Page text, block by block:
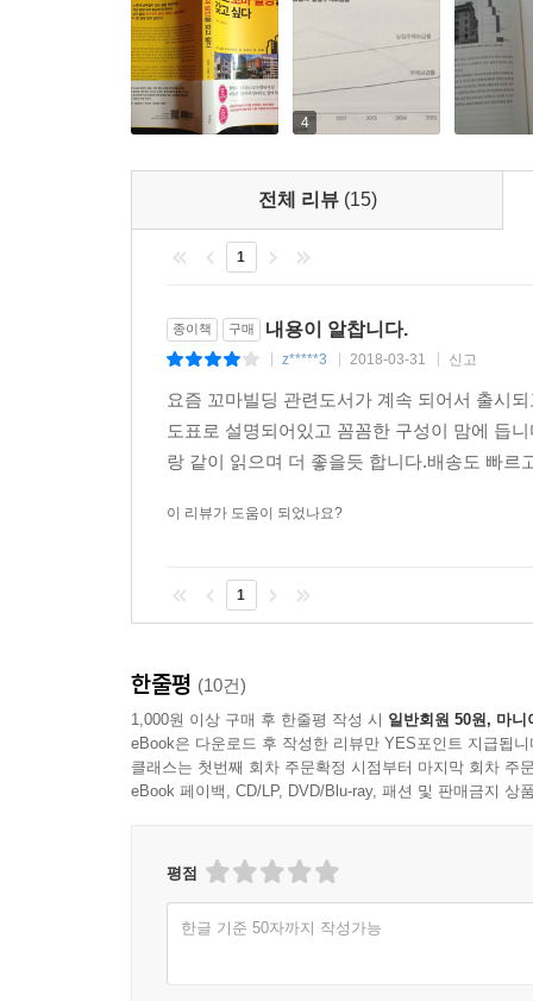
면 6.7%로 임대료가 올라갈수록 수익률이 올라간
건축을 위한 토지매입에 대한 노하우를 살펴보도
역, 용도지구, 용도구역의 건폐율과 용적률, 제한
문에 반드시 확인하자. 일조권은 토지가격, 건축
정남향으로 일조권을 받는 경우가 있기 때문에
는 인접대지 경계선으로부터 6m 이내 범위 안에
용되는지도 확인해야 한다. 건축물이나 대지 전
높이, 규모, 색채, 도로, 건축선 등이 규제받기 때
권리분석은 경매물건을 낙찰받기 전 낙찰대금 이
수익은 고사하고 손실을 볼 수도 있어서 매우 중
해야 한다. 예를 들어 임차인이 말소기준권리 이
증금 전액 또는 일부를 낙찰받은 매수인이 인수
시결정등기 5가지인데, 말소기준권리가 여러 개
등은 말소기준권리의 선후 순서와 무관하게 인수
해당 물건 바로 앞이나 인접해 있으면 금상첨화
리는 주의가 필요하며, 오히려 차량속도가 느리
동인구의 흐름이 중요한 것이 아니라 자신의 건
르고 지하철역 등 어떤 목적성이 있는 유동인구
서 기웃거리는 사람이 많지 않을 것이고, 또 퇴근
로 집으로 발걸음을 옮길 가능성이 높다. --- p.219
다. 관리가 편한 신축건물은 매매가격이 높고, 건
는 꼬마 빌딩은 없기 때문에 자신의 우선순위에
서울보다는 수도권이나 지방으로 눈을 돌리는 것
4
전체 리뷰 (15)
1
종이책 구매 내용이 알찹니다.
z*****3 2018-03-31 신고
요즘 꼬마빌딩 관련도서가 계속 되어서 출시
도표로 설명되어있고 꼼꼼한 구성이 맘에 듭
랑 같이 읽으며 더 좋을듯 합니다.배송도 빠
이 리뷰가 도움이 되었나요?
1
한줄평 (10건)
1,000원 이상 구매 후 한줄평 작성 시 일반회원 50원, 마니
eBook은 다운로드 후 작성한 리뷰만 YES포인트 지급됩니
클래스는 첫번째 회차 주문확정 시점부터 마지막 회차 주
eBook 페이백, CD/LP, DVD/Blu-ray, 패션 및 판매금지 상
평점
한글 기준 50자까지 작성가능